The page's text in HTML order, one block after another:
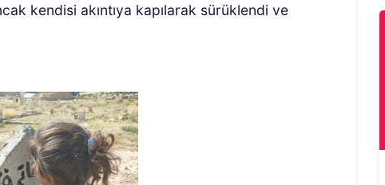
kendisi akıntıya kapılarak sürüklendi ve